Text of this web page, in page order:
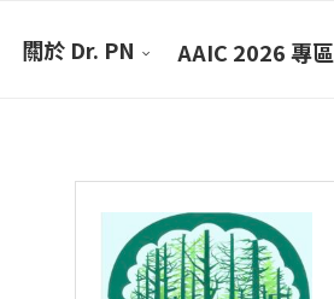
關於 Dr. PN AAIC 2026 專區